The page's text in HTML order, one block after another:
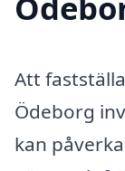
Att
Ödeborg
kan